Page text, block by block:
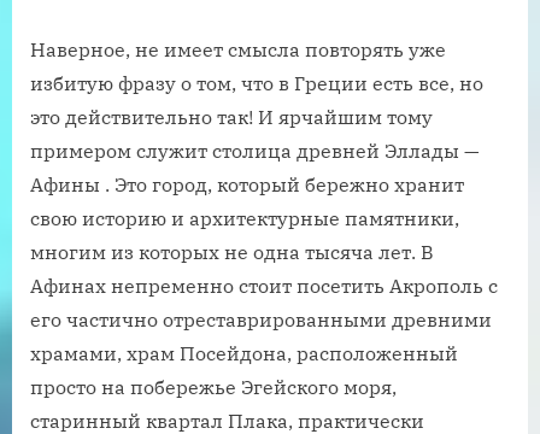
Наверное, не имеет смысла повторять уже
избитую фразу о том, что в Греции есть все, но
это действительно так! И ярчайшим тому
примером служит столица древней Эллады —
Афины . Это город, который бережно хранит
свою историю и архитектурные памятники,
многим из которых не одна тысяча лет. В
Афинах непременно стоит посетить Акрополь с
его частично отреставрированными древними
храмами, храм Посейдона, расположенный
просто на побережье Эгейского моря,
старинный квартал Плака, практически